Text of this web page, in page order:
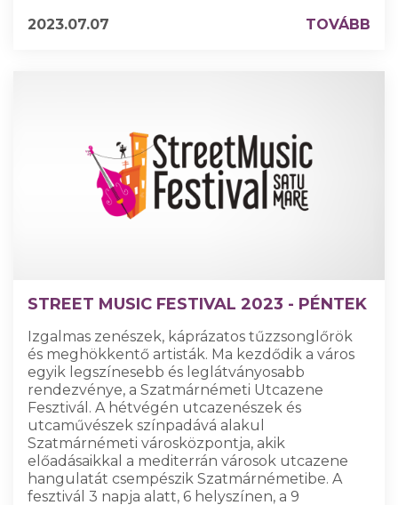
2023.07.07
TOVÁBB
STREET MUSIC FESTIVAL 2023 - PÉNTEK
Izgalmas zenészek, káprázatos tűzzsonglőrök
és meghökkentő artisták. Ma kezdődik a város
egyik legszínesebb és leglátványosabb
rendezvénye, a Szatmárnémeti Utcazene
Fesztivál. A hétvégén utcazenészek és
utcaművészek színpadává alakul
Szatmárnémeti városközpontja, akik
előadásaikkal a mediterrán városok utcazene
hangulatát csempészik Szatmárnémetibe. A
fesztivál 3 napja alatt, 6 helyszínen, a 9